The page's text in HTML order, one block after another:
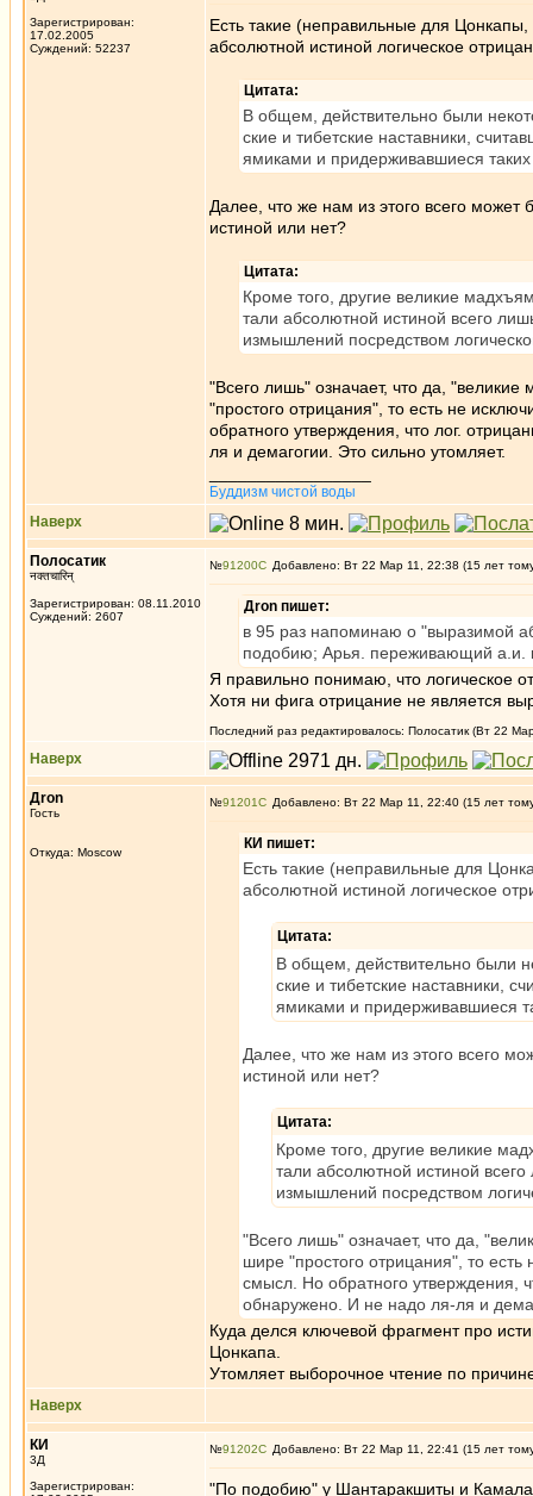
Зарегистрирован:
17.02.2005
Суждений: 52237
Есть такие (неправильные для
абсолютной истиной логическое
Цитата:
В общем, действительно были
ские и тибетские наставники,
ямиками и придерживавшиеся
Далее, что же нам из этого всего
истиной или нет?
Цитата:
Кроме того, другие великие
тали абсолютной истиной всего
измышлений посредством
"Всего лишь" означает, что да,
"простого отрицания", то есть не
обратного утверждения, что лог.
ля и демагогии. Это сильно утомляет.
Буддизм чистой воды
Наверх
Полосатик
नक्तचारिन्
Зарегистрирован: 08.11.2010
Суждений: 2607
№91200 Добавлено: Вт 22 Мар 11, 22:38 (15 лет
Дron пишет:
в 95 раз напоминаю о "выразимой
подобию; Арья. переживающий а.и.
Я правильно понимаю, что логическое
Хотя ни фига отрицание не является
Последний раз редактировалось: Полосатик (Вт 22
Наверх
Дron
Гость
Откуда: Moscow
№91201 Добавлено: Вт 22 Мар 11, 22:40 (15 лет
КИ пишет:
Есть такие (неправильные для
абсолютной истиной логическое
Цитата:
В общем, действительно были
ские и тибетские наставники,
ямиками и придерживавшиеся
Далее, что же нам из этого всего
истиной или нет?
Цитата:
Кроме того, другие великие
тали абсолютной истиной
измышлений посредством
"Всего лишь" означает, что да,
шире "простого отрицания", то
смысл. Но обратного утверждения,
обнаружено. И не надо ля-ля и
Куда делся ключевой фрагмент про
Цонкапа.
Утомляет выборочное чтение по
Наверх
КИ
3Д
Зарегистрирован:
№91202 Добавлено: Вт 22 Мар 11, 22:41 (15 лет
"По подобию" у Шантаракшиты и